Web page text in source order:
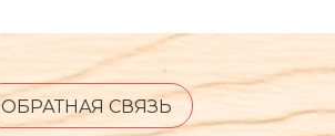
ОБРАТНАЯ СВЯЗЬ